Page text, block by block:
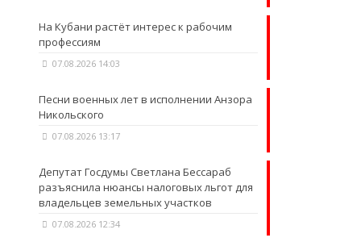
На Кубани растёт интерес к рабочим
профессиям
07.08.2026 14:03
Песни военных лет в исполнении Анзора
Никольского
07.08.2026 13:17
Депутат Госдумы Светлана Бессараб
разъяснила нюансы налоговых льгот для
владельцев земельных участков
07.08.2026 12:34